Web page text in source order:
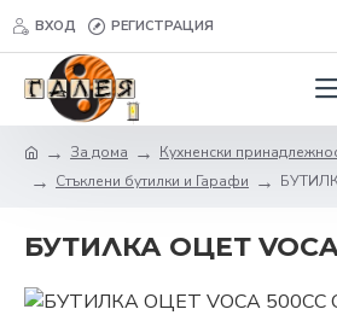
ВХОД РЕГИСТРАЦИЯ
За дома
Кухненски
Стъклени бутилки и Гарафи
БУТИЛКА ОЦЕТ VOCA